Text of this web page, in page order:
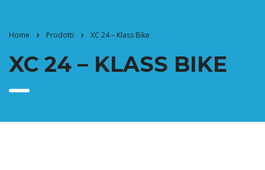
Home Prodotti XC 24 – Klass Bike
XC 24 – KLASS BIKE